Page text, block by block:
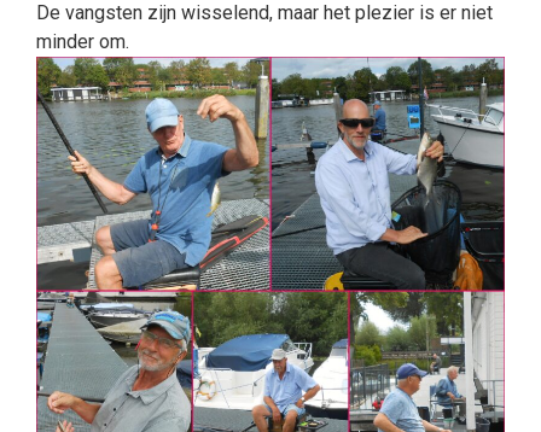
De vangsten zijn wisselend, maar het plezier is er niet
minder om.